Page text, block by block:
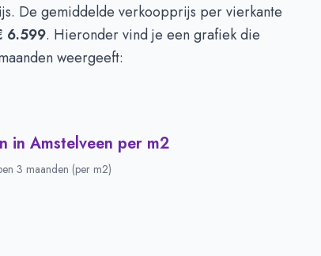
De gemiddelde verkoopprijs per vierkante
6.599. Hieronder vind je een grafiek die
weergeeft:
in Amstelveen per m2
3 maanden (per m2)